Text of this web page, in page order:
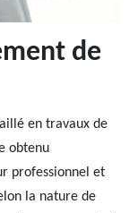
de
en travaux de
obtenu
professionnel et
la nature de